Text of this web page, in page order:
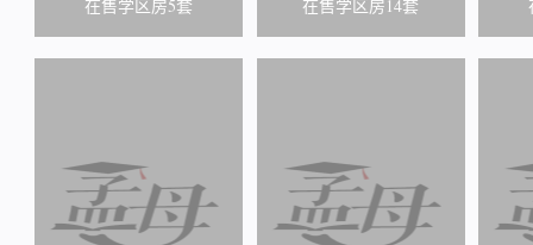
在售学区房5套 在售学区房14套